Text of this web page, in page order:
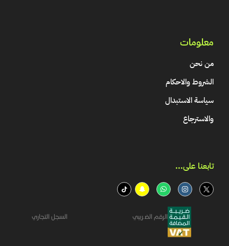
معلومات
من نحن
الشروط والاحكام
سياسة الاستبدال
والاسترجاع
تابعنا على...​
الرقم الضريبي السجل التجاري